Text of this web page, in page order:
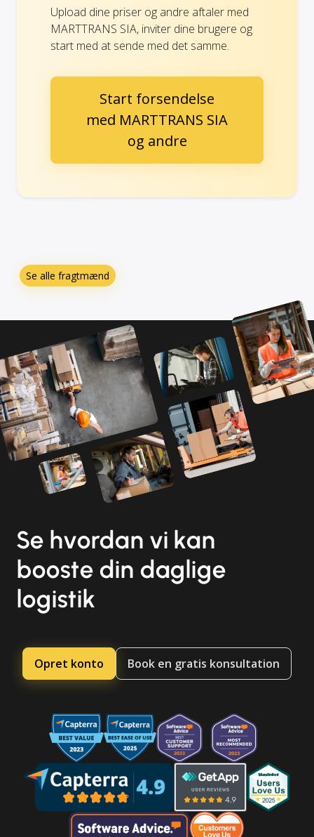
Upload dine priser og andre aftaler med
MARTTRANS SIA, inviter dine brugere og
start med at sende med det samme.
Start forsendelse
med MARTTRANS SIA
og andre
Se alle fragtmænd
Se hvordan vi kan
booste din daglige
logistik
Opret konto Book en gratis konsultation